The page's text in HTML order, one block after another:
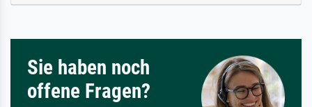
Sie haben noch
offene Fragen?